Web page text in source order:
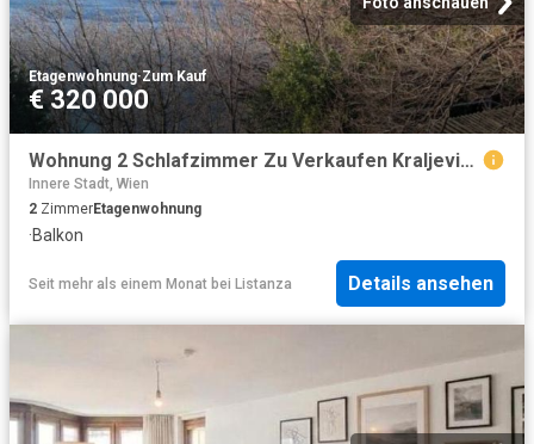
Etagenwohnung·Zum Kauf
€ 320 000
Wohnung 2 Schlafzimmer Zu Verkaufen Kraljevica AUT 320000 ES99257202
Innere Stadt, Wien
2 ZimmerEtagenwohnung
·Balkon
Seit mehr als einem Monat bei Listanza Details ansehen